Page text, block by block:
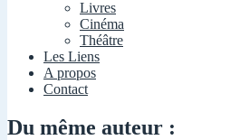
Livres
Cinéma
Théâtre
Les Liens
A propos
Contact
Du même auteur :